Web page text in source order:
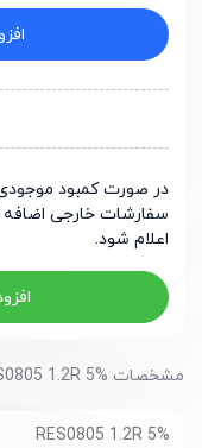
در صورت کمبود
سفارشات خارجی
اعلام شود.
مشخصات RES0805 1.2R 5%
RES0805 1.2R 5%